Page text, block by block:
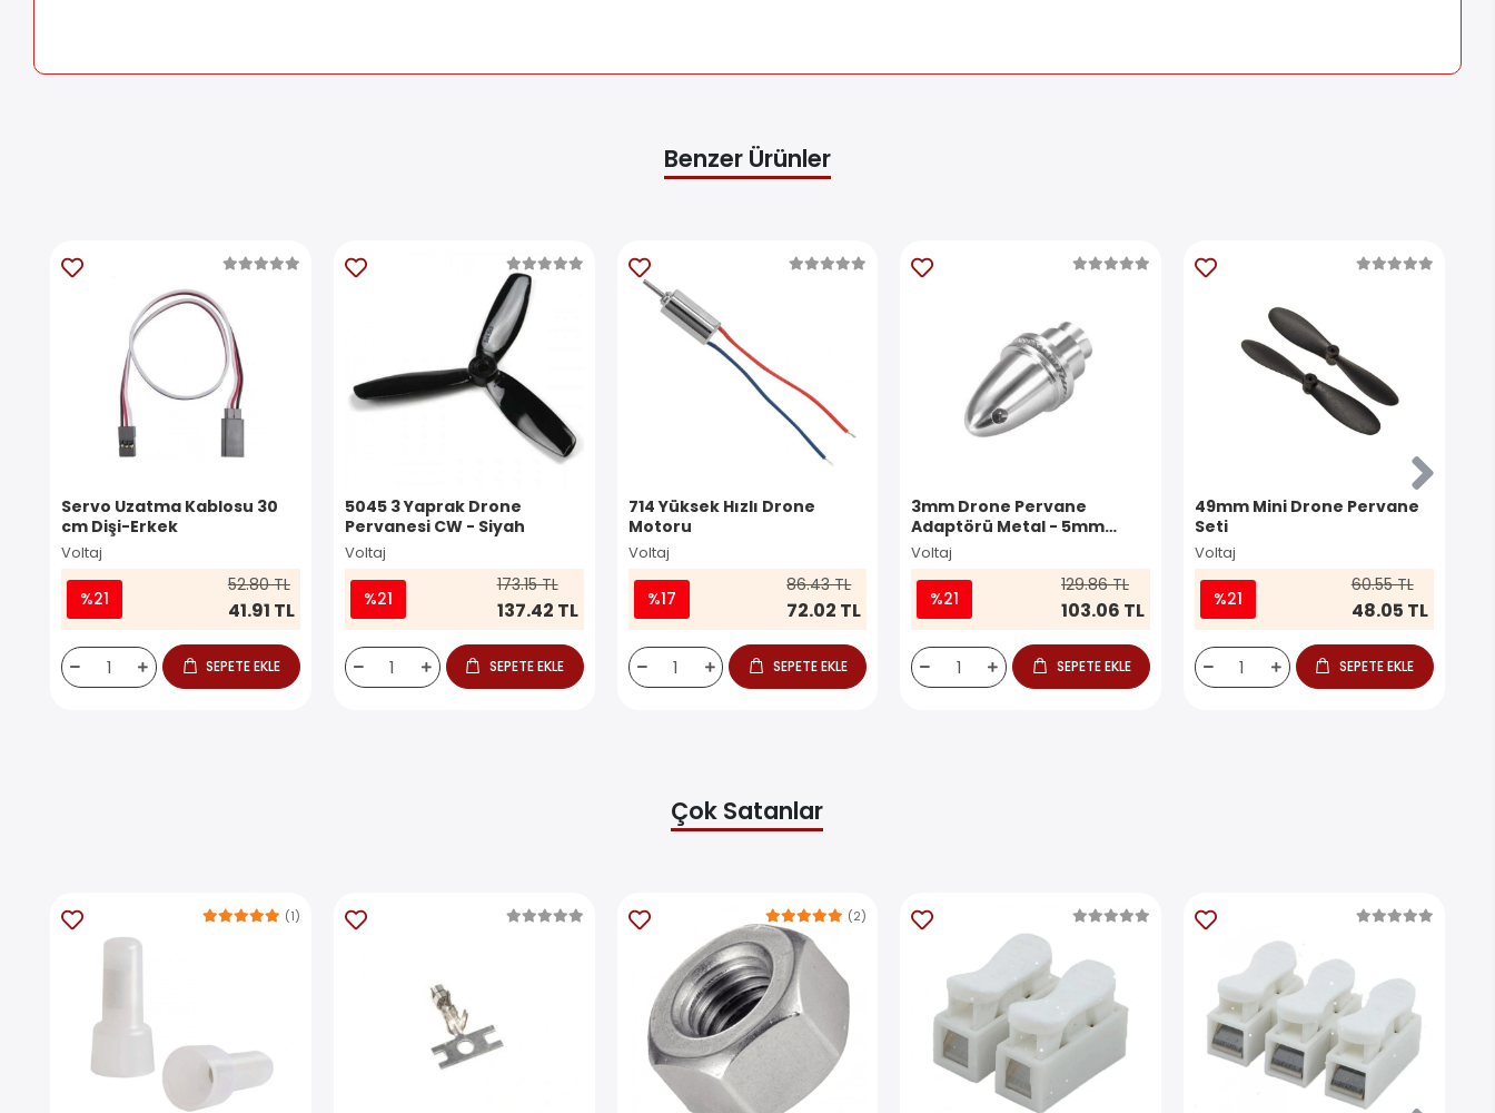
Benzer Ürünler
Servo Uzatma Kablosu 30
cm Dişi-Erkek
Voltaj
%21
52.80 TL
41.91 TL
SEPETE EKLE
5045 3 Yaprak Drone
Pervanesi CW - Siyah
Voltaj
%21
173.15 TL
137.42 TL
SEPETE EKLE
714 Yüksek Hızlı Drone
Motoru
Voltaj
%17
86.43 TL
72.02 TL
SEPETE EKLE
3mm Drone Pervane
Adaptörü Metal - 5mm
Pervane Uyumlu
Voltaj
%21
129.86 TL
103.06 TL
SEPETE EKLE
49mm Mini Drone Pervane
Seti
Voltaj
%21
60.55 TL
48.05 TL
SEPETE EKLE
Çok Satanlar
(1) (2)